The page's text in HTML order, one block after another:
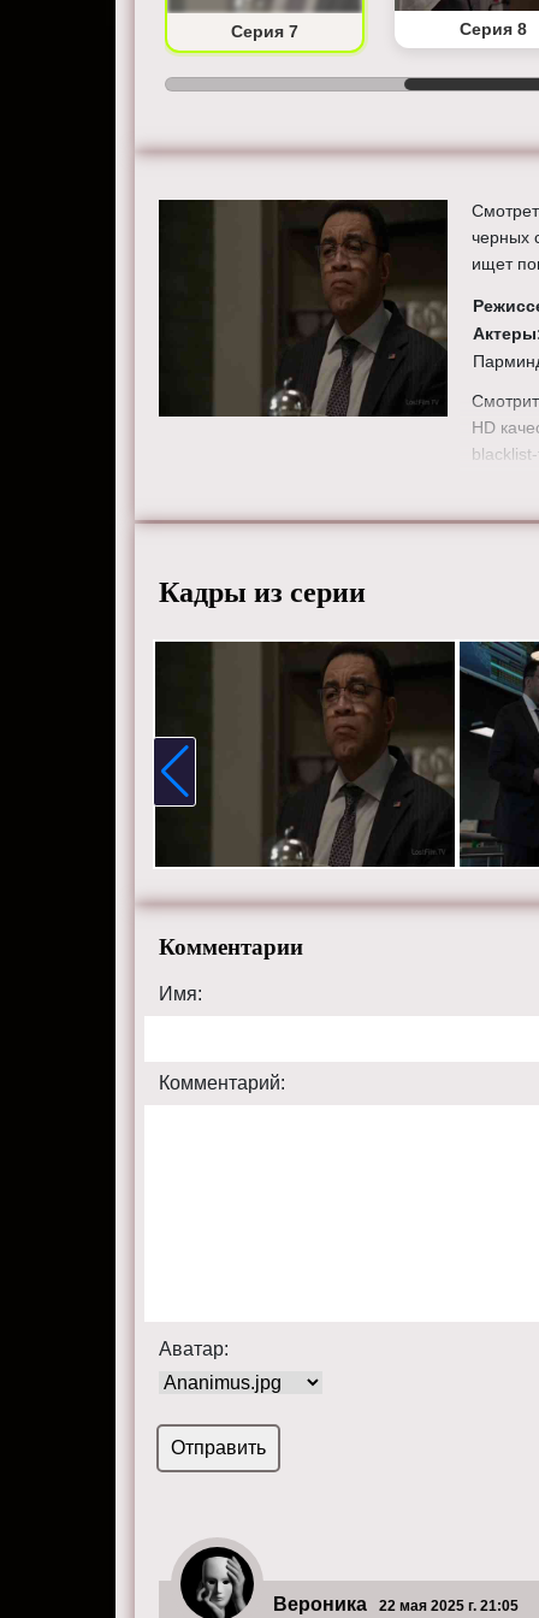
Серия 7 Серия 8
черных
ищет
HD
Кадры из серии
Комментарии
Имя:
Комментарий:
Аватар:
Вероника 22 мая 2025 г. 21:05